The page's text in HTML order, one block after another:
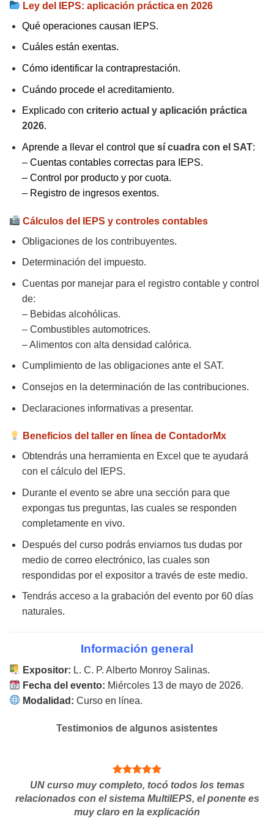
Ley del IEPS: aplicación práctica en 2026
Qué operaciones causan IEPS.
Cuáles están exentas.
Cómo identificar la contraprestación.
Cuándo procede el acreditamiento.
Explicado con criterio actual y aplicación práctica
2026.
Aprende a llevar el control que sí cuadra con el SAT:
– Cuentas contables correctas para IEPS.
– Control por producto y por cuota.
– Registro de ingresos exentos.
Cálculos del IEPS y controles contables
Obligaciones de los contribuyentes.
Determinación del impuesto.
Cuentas por manejar para el registro contable y control
de:
– Bebidas alcohólicas.
– Combustibles automotrices.
– Alimentos con alta densidad calórica.
Cumplimiento de las obligaciones ante el SAT.
Consejos en la determinación de las contribuciones.
Declaraciones informativas a presentar.
Beneficios del taller en línea de ContadorMx
Obtendrás una herramienta en Excel que te ayudará
con el cálculo del IEPS.
Durante el evento se abre una sección para que
expongas tus preguntas, las cuales se responden
completamente en vivo.
Después del curso podrás enviarnos tus dudas por
medio de correo electrónico, las cuales son
respondidas por el expositor a través de este medio.
Tendrás acceso a la grabación del evento por 60 días
naturales.
Información general
Expositor: L. C. P. Alberto Monroy Salinas.
Fecha del evento: Miércoles 13 de mayo de 2026.
Modalidad: Curso en línea.
Testimonios de algunos asistentes
UN curso muy completo, tocó todos los temas
relacionados con el sistema MultiIEPS, el ponente es
muy claro en la explicación